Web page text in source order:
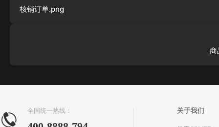
核销订单.png
商
全国统一热线： 关于我们